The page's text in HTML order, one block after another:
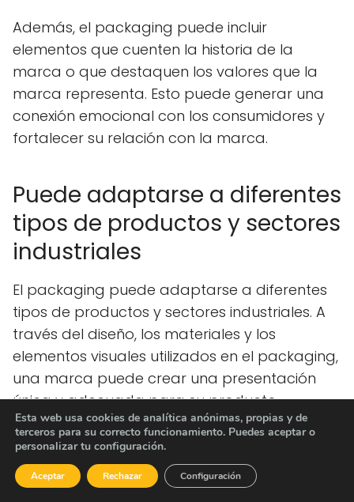
Además, el packaging puede incluir
elementos que cuenten la historia de la
marca o que destaquen los valores que la
marca representa. Esto puede generar una
conexión emocional con los consumidores y
fortalecer su relación con la marca.
Puede adaptarse a diferentes
tipos de productos y sectores
industriales
El packaging puede adaptarse a diferentes
tipos de productos y sectores industriales. A
través del diseño, los materiales y los
elementos visuales utilizados en el packaging,
una marca puede crear una presentación
única y adecuada para su producto.
Relacionado Cómo mejorar la calidad en el
servicio al cliente: estrategias
comprobadas
Esta web usa cookies de analítica anónimas, propias y de
terceros para su correcto funcionamiento. Puedes aceptar o
personalizar tu configuración.
Aceptar Rechazar Configuración